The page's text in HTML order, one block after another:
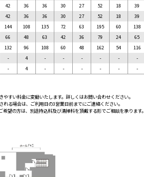
42 36 36 30 27 52 18 39
42 36 36 30 27 52 18 39
144 108 135 72 63 195 60 138
66 48 63 42 36 79 24 65
132 96 108 60 48 162 54 116
- 4 - - - - - -
- 4 - - - - - -
すい料金に変動いたします。詳しくはお問い合わせください。
る場合は、ご利用日の3営業日前までにご連絡ください。
望の方は、別途持込料及び清掃料を頂戴する形でご相談を承ります。